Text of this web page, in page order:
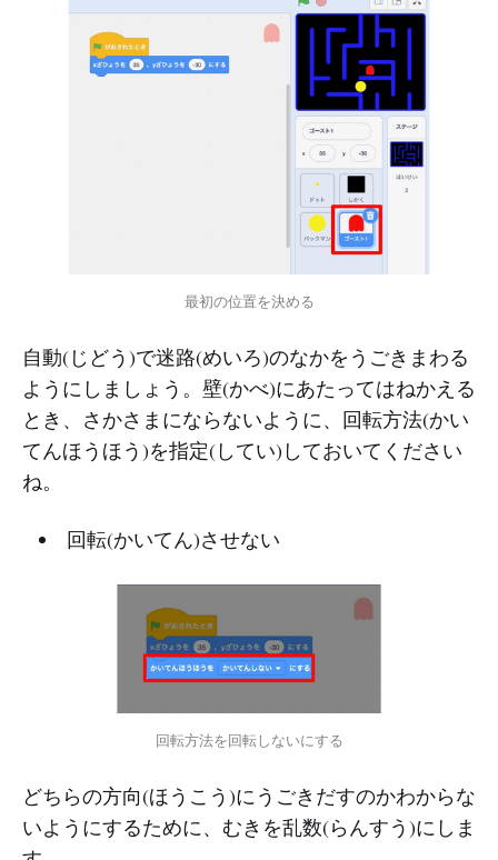
最初の位置を決める
自動(じどう)で迷路(めいろ)のなかをうごきまわる
ようにしましょう。壁(かべ)にあたってはねかえる
とき、さかさまにならないように、回転方法(かい
てんほうほう)を指定(してい)しておいてください
ね。
回転(かいてん)させない
回転方法を回転しないにする
どちらの方向(ほうこう)にうごきだすのかわからな
いようにするために、むきを乱数(らんすう)にしま